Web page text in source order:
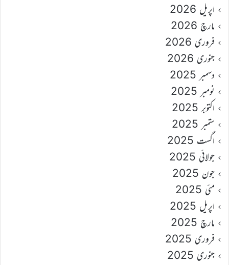
اپریل 2026
مارچ 2026
فروری 2026
جنوری 2026
دسمبر 2025
نومبر 2025
اکتوبر 2025
ستمبر 2025
اگست 2025
جولائی 2025
جون 2025
مئی 2025
اپریل 2025
مارچ 2025
فروری 2025
جنوری 2025